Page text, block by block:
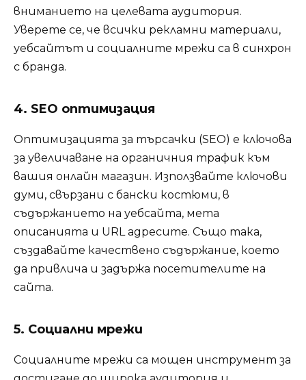
вниманието на целевата аудитория.
Уверете се, че всички рекламни материали,
уебсайтът и социалните мрежи са в синхрон
с бранда.
4. SEO оптимизация
Оптимизацията за търсачки (SEO) е ключова
за увеличаване на органичния трафик към
вашия онлайн магазин. Използвайте ключови
думи, свързани с бански костюми, в
съдържанието на уебсайта, мета
описанията и URL адресите. Също така,
създавайте качествено съдържание, което
да привлича и задържа посетителите на
сайта.
5. Социални мрежи
Социалните мрежи са мощен инструмент за